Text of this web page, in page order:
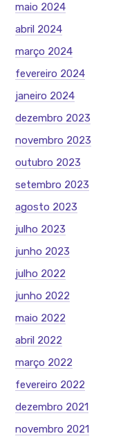
maio 2024
abril 2024
março 2024
fevereiro 2024
janeiro 2024
dezembro 2023
novembro 2023
outubro 2023
setembro 2023
agosto 2023
julho 2023
junho 2023
julho 2022
junho 2022
maio 2022
abril 2022
março 2022
fevereiro 2022
dezembro 2021
novembro 2021